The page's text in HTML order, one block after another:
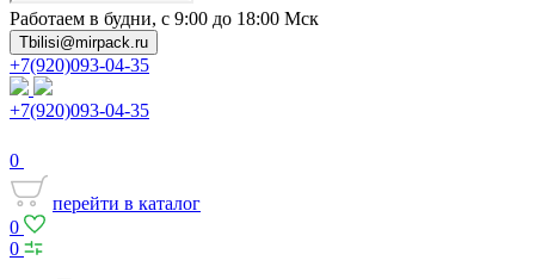
Работаем в будни, с 9:00 до 18:00 Мск
Tbilisi@mirpack.ru
+7(920)093-04-35
+7(920)093-04-35
0
перейти в каталог
0
0